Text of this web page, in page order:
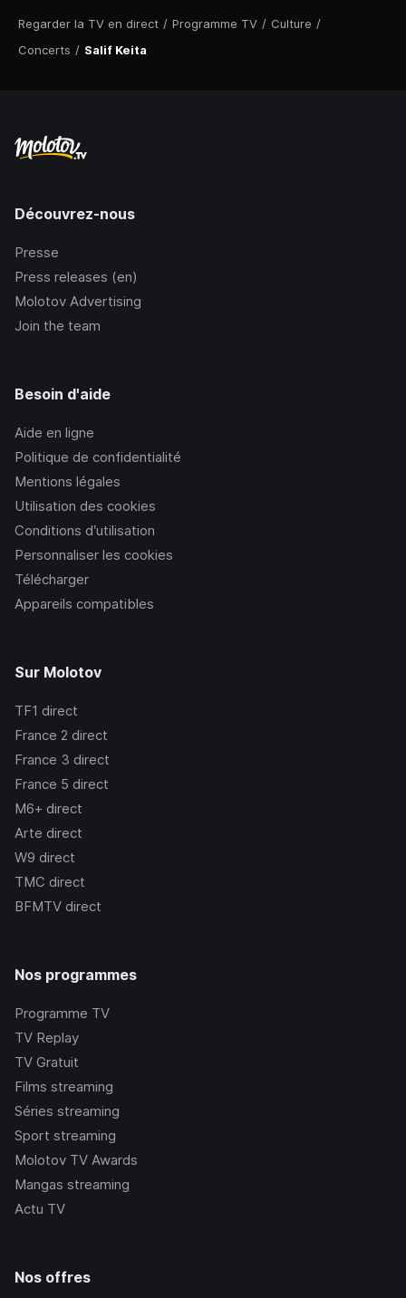
Regarder la TV en direct / Programme TV / Culture /
Concerts / Salif Keita
Découvrez-nous
Presse
Press releases (en)
Molotov Advertising
Join the team
Besoin d'aide
Aide en ligne
Politique de confidentialité
Mentions légales
Utilisation des cookies
Conditions d’utilisation
Personnaliser les cookies
Télécharger
Appareils compatibles
Sur Molotov
TF1 direct
France 2 direct
France 3 direct
France 5 direct
M6+ direct
Arte direct
W9 direct
TMC direct
BFMTV direct
Nos programmes
Programme TV
TV Replay
TV Gratuit
Films streaming
Séries streaming
Sport streaming
Molotov TV Awards
Mangas streaming
Actu TV
Nos offres